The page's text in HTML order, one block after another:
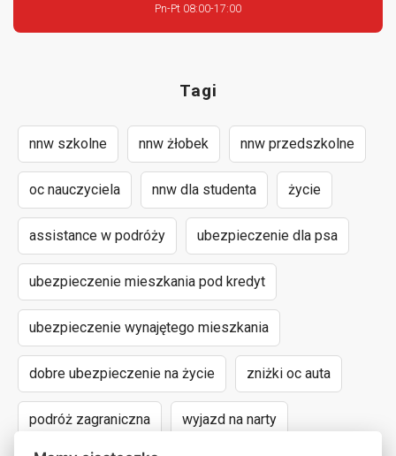
Pn-Pt 08:00-17:00
Tagi
nnw szkolne nnw żłobek nnw przedszkolne
oc nauczyciela nnw dla studenta życie
assistance w podróży ubezpieczenie dla psa
ubezpieczenie mieszkania pod kredyt
ubezpieczenie wynajętego mieszkania
dobre ubezpieczenie na życie zniżki oc auta
podróż zagraniczna wyjazd na narty